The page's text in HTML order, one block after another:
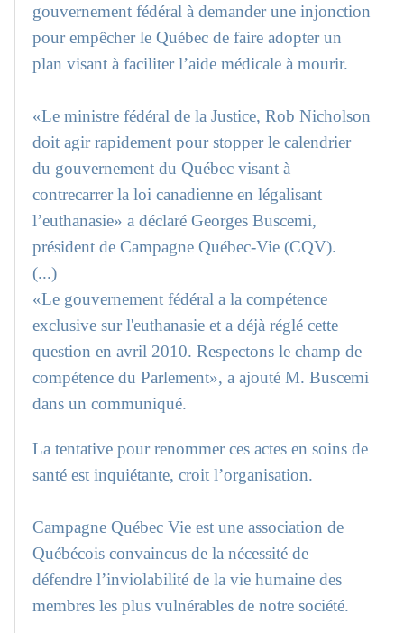
gouvernement fédéral à demander une injonction
pour empêcher le Québec de faire adopter un
plan visant à faciliter l’aide médicale à mourir.
«Le ministre fédéral de la Justice, Rob Nicholson
doit agir rapidement pour stopper le calendrier
du gouvernement du Québec visant à
contrecarrer la loi canadienne en légalisant
l’euthanasie» a déclaré Georges Buscemi,
président de Campagne Québec-Vie (CQV).
(...)
«Le gouvernement fédéral a la compétence
exclusive sur l'euthanasie et a déjà réglé cette
question en avril 2010. Respectons le champ de
compétence du Parlement», a ajouté M. Buscemi
dans un communiqué.
La tentative pour renommer ces actes en soins de
santé est inquiétante, croit l’organisation.
Campagne Québec Vie est une association de
Québécois convaincus de la nécessité de
défendre l’inviolabilité de la vie humaine des
membres les plus vulnérables de notre société.